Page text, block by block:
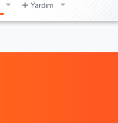
Kayıt ol
Yardım